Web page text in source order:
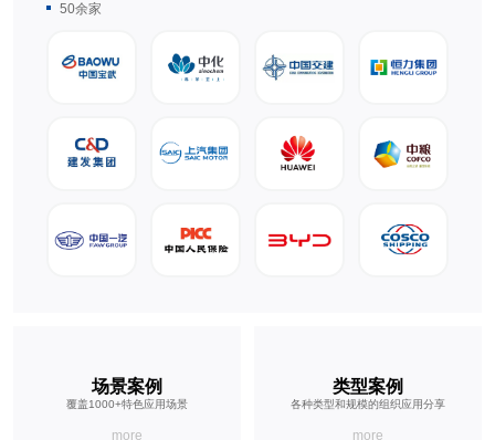
50余家
场景案例
覆盖1000+特色应用场景
more
类型案例
各种类型和规模的组织应用分享
more